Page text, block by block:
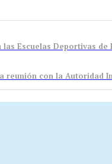
reunión con la Autoridad